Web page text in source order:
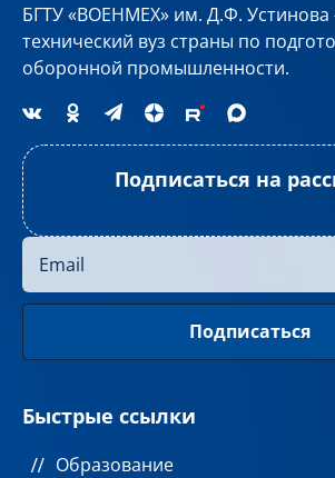
БГТУ «ВОЕНМЕХ» им. Д.Ф.
технический вуз страны по
оборонной промышленности.
Подписаться на
Быстрые ссылки
Образование